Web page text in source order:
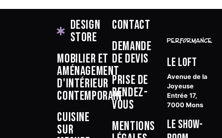
Design
Store
Mobilier et
aménagement
d'intérieur
contemporain
Cuisine
sur
Contact
Demande
de devis
Prise de
rendez-
vous
Mentions
Le Loft
Avenue de la
Joyeuse
Entrée 17,
7000 Mons
Le Show-